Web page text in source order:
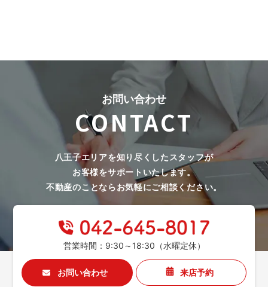
お問い合わせ
CONTACT
八王子エリアを知り尽くしたスタッフが
お客様をサポートいたします。
不動産のことならお気軽にご相談ください。
営業時間：9:30～18:30（水曜定休）
お問い合わせ 来店予約